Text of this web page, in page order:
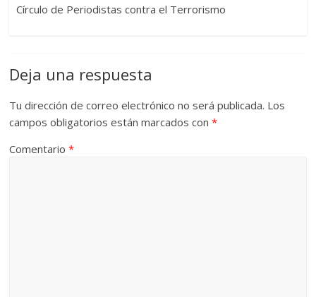
Círculo de Periodistas contra el Terrorismo
Deja una respuesta
Tu dirección de correo electrónico no será publicada. Los
campos obligatorios están marcados con*
Comentario*